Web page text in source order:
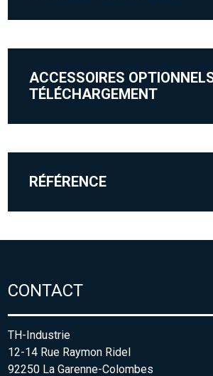
ACCESSOIRES
TÉLÉCHARGEMENT
RÉFÉRENCE
CONTACT
TH-Industrie
12-14 Rue Raymon Ridel
92250 La Garenne-Colombes